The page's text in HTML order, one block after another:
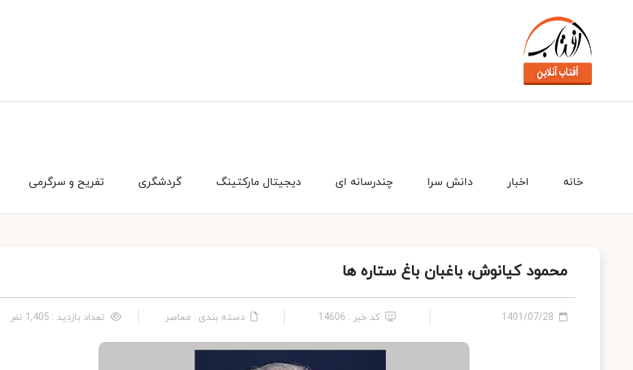
تفریح و سرگرمی گردشگری دیجیتال مارکتینگ چندرسانه ای دانش سرا اخبار خانه
محمود کیانوش، باغبان باغ ستاره ها
1401/07/28 کد خبر : 14606 دسته بندی : معاصر تعداد بازدید : 1,405 نفر